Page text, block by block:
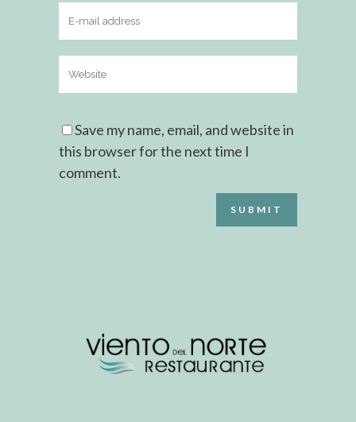
Save my name, email, and website in
this browser for the next time I
comment.